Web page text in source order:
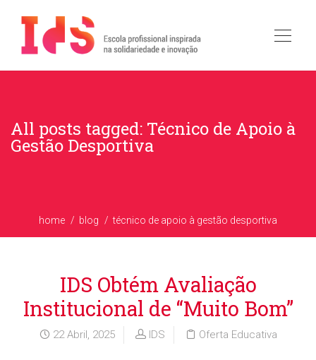
All posts tagged: Técnico de Apoio à
Gestão Desportiva
home blog técnico de apoio à gestão desportiva
IDS Obtém Avaliação
Institucional de “Muito Bom”
22 Abril, 2025 IDS Oferta Educativa